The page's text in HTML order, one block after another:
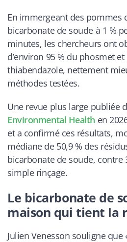
En immergeant des pommes
bicarbonate de soude à 1 %
minutes, les chercheurs ont
d’environ 95 % du phosmet et
thiabendazole, nettement
méthodes testées.
Une revue plus large publiée
Environmental Health en
et a confirmé ces résultats,
médiane de 50,9 % des
bicarbonate de soude, contre
simple rinçage.
Le bicarbonate de
maison qui tient la
Julien Venesson souligne